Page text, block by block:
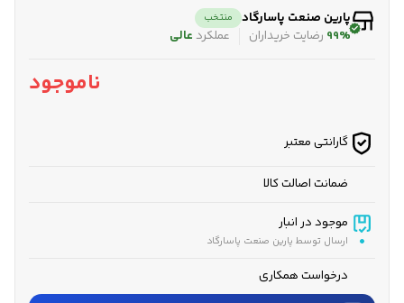
پارین صنعت پاسارگاد منتخب
99% رضایت خریداران عملکرد عالی
ناموجود
گارانتی معتبر
ضمانت اصالت کالا
موجود در انبار
ارسال توسط پارین صنعت پاسارگاد
درخواست همکاری